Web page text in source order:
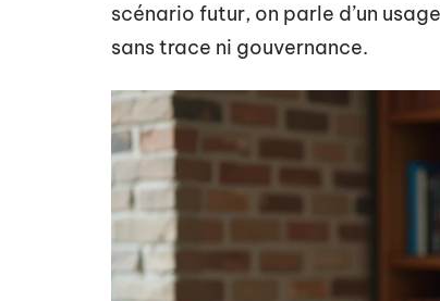
scénario futur, on parle d’un
sans trace ni gouvernance.